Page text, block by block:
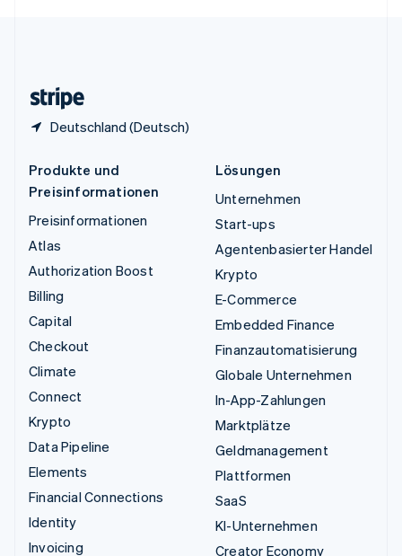
Deutschland (Deutsch)
Produkte und
Preisinformationen
Preisinformationen
Atlas
Authorization Boost
Billing
Capital
Checkout
Climate
Connect
Krypto
Data Pipeline
Elements
Financial Connections
Identity
Invoicing
Lösungen
Unternehmen
Start-ups
Agentenbasierter Handel
Krypto
E-Commerce
Embedded Finance
Finanzautomatisierung
Globale Unternehmen
In-App-Zahlungen
Marktplätze
Geldmanagement
Plattformen
SaaS
KI-Unternehmen
Creator Economy